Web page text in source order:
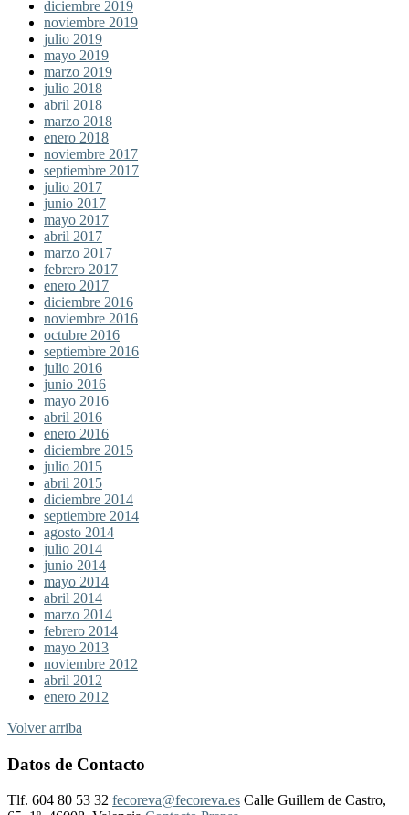
diciembre 2019
noviembre 2019
julio 2019
mayo 2019
marzo 2019
julio 2018
abril 2018
marzo 2018
enero 2018
noviembre 2017
septiembre 2017
julio 2017
junio 2017
mayo 2017
abril 2017
marzo 2017
febrero 2017
enero 2017
diciembre 2016
noviembre 2016
octubre 2016
septiembre 2016
julio 2016
junio 2016
mayo 2016
abril 2016
enero 2016
diciembre 2015
julio 2015
abril 2015
diciembre 2014
septiembre 2014
agosto 2014
julio 2014
junio 2014
mayo 2014
abril 2014
marzo 2014
febrero 2014
mayo 2013
noviembre 2012
abril 2012
enero 2012
Volver arriba
Datos de Contacto
Tlf. 604 80 53 32 fecoreva@fecoreva.es Calle Guillem de Castro,